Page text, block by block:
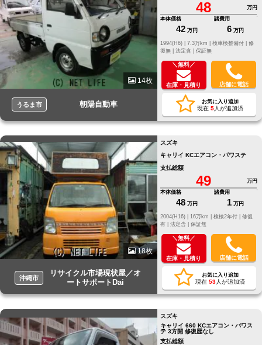
14枚
うるま市 朝陽自動車
48
万円
本体価格
42 万円
諸費用
6 万円
修
復無 | 法定含 | 保証無
＼無料／
在庫・見積り 店舗に電話
お気に入り追加
現在 5人が追加済
18枚
沖縄市
リサイクル市場現状屋／オ
ートサポートDai
スズキ
キャリイ KCエアコン・パワステ
支払総額
49
万円
本体価格
48 万円
諸費用
1 万円
修復
有 | 法定含 | 保証無
＼無料／
在庫・見積り 店舗に電話
お気に入り追加
現在 53人が追加済
スズキ
キャリイ 660 KCエアコン・パワス
テ 3方開 修復歴なし
支払総額